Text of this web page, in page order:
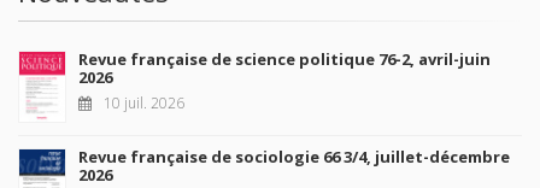
Revue française de science politique 76-2, avril-juin
2026
10 juil. 2026
Revue française de sociologie 66 3/4, juillet-décembre
2026